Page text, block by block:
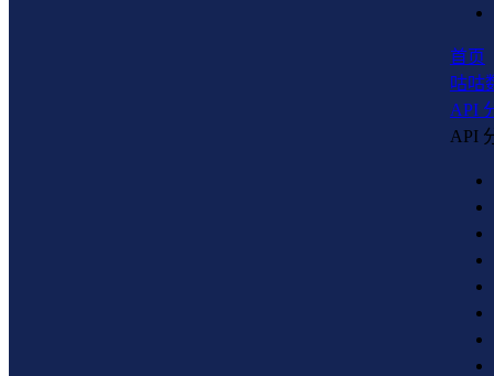
首页
咕咕
API
API